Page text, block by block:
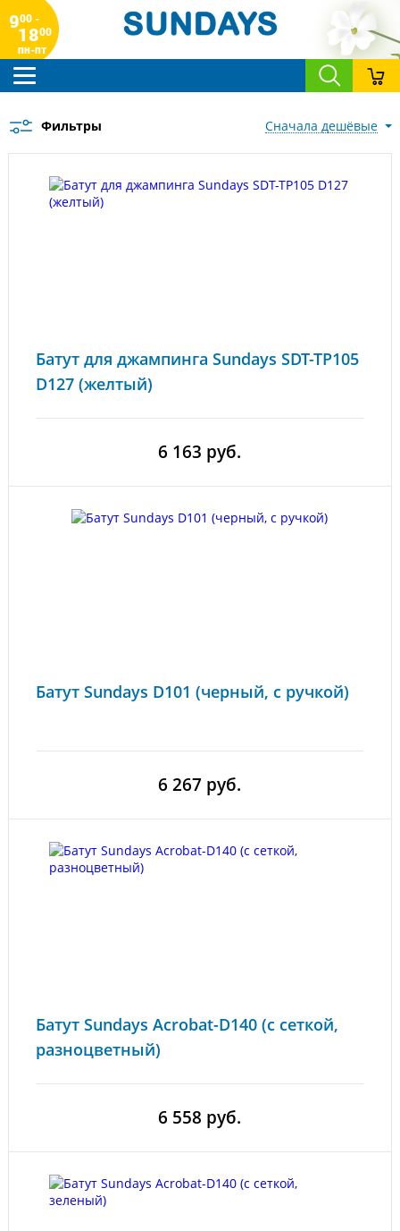
900 -
1800
пн-пт
Фильтры сначала дешёвые
Батут для джампинга Sundays SDT-TP105
D127 (желтый)
6 163 руб.
Батут Sundays D101 (черный, с ручкой)
6 267 руб.
Батут Sundays Acrobat-D140 (с сеткой,
разноцветный)
6 558 руб.